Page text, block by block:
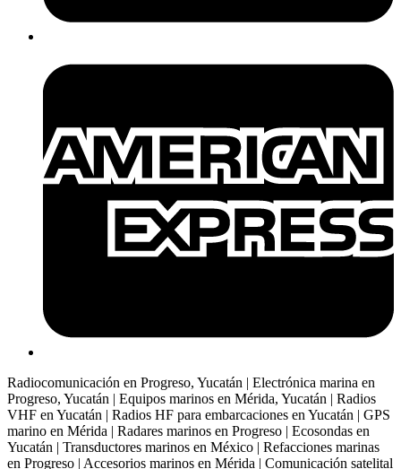
Radiocomunicación en Progreso, Yucatán | Electrónica marina en
Progreso, Yucatán | Equipos marinos en Mérida, Yucatán | Radios
VHF en Yucatán | Radios HF para embarcaciones en Yucatán | GPS
marino en Mérida | Radares marinos en Progreso | Ecosondas en
Yucatán | Transductores marinos en México | Refacciones marinas
en Progreso | Accesorios marinos en Mérida | Comunicación satelital